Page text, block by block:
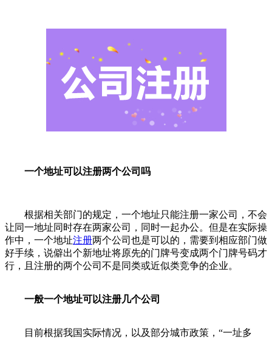
一个地址可以注册两个公司吗
根据相关部门的规定，一个地址只能注册一家公司，不会
让同一地址同时存在两家公司，同时一起办公。但是在实际操
作中，一个地址注册两个公司也是可以的，需要到相应部门做
好手续，说僻出个新地址将原先的门牌号变成两个门牌号码才
行，且注册的两个公司不是同类或近似类竞争的企业。
一般一个地址可以注册几个公司
目前根据我国实际情况，以及部分城市政策，“一址多